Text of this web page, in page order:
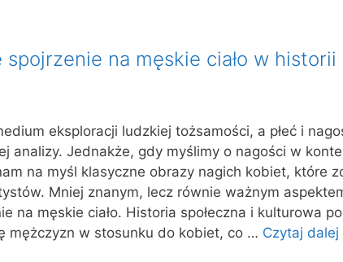
spojrzenie na męskie ciało w historii
eksploracji ludzkiej tożsamości, a płeć i
analizy. Jednakże, gdy myślimy o nagości w
na myśl klasyczne obrazy nagich kobiet, które
Mniej znanym, lecz równie ważnym
na męskie ciało. Historia społeczna i kulturowa
mężczyzn w stosunku do kobiet, co … Czytaj dalej